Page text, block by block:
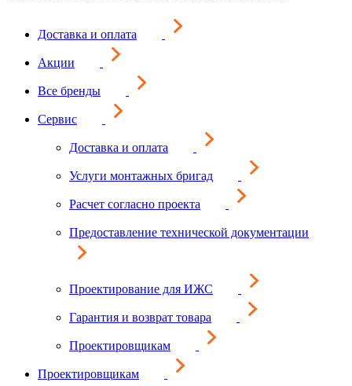
Доставка и оплата
Акции
Все бренды
Сервис
Доставка и оплата
Услуги монтажных бригад
Расчет согласно проекта
Предоставление технической документации
Проектирование для ИЖС
Гарантия и возврат товара
Проектировщикам
Проектировщикам